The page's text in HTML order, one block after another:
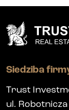
Siedziba
Trust
ul. Robotnicza